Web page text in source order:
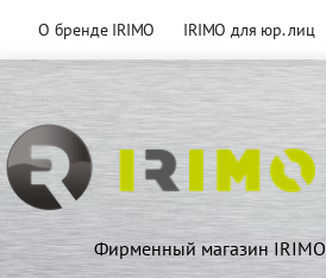
О бренде IRIMO IRIMO для юр. лиц
Фирменный магазин IRIMO